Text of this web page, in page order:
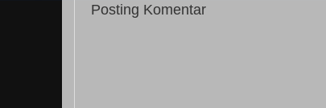
Posting Komentar